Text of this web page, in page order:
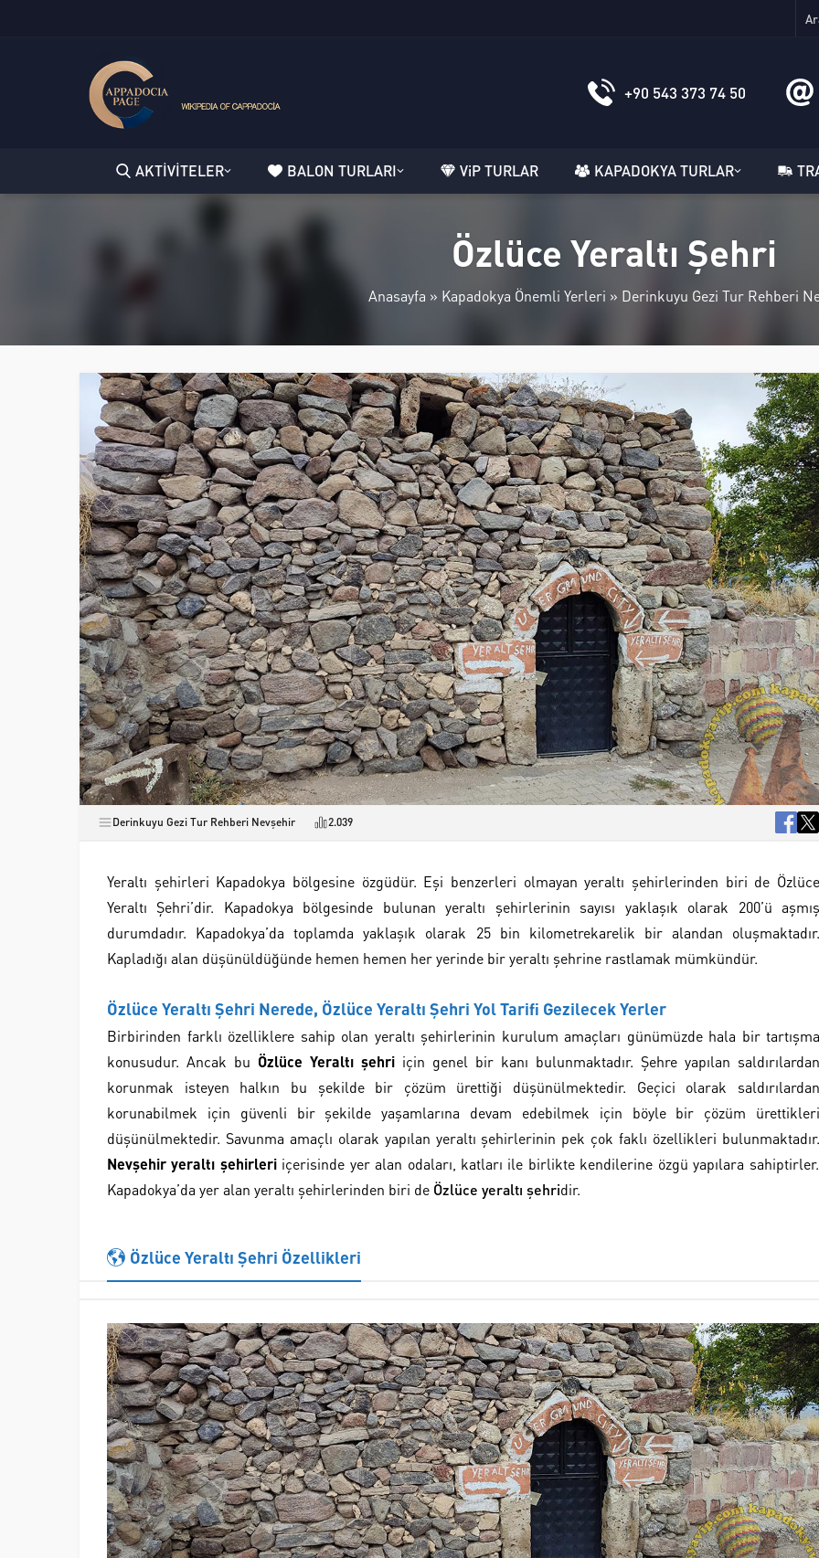
+90 543 373 74 50
AKTİVİTELER BALON TURLARI ViP TURLAR KAPADOKYA TURLAR
Özlüce Yeraltı Şehri
Anasayfa » Kapadokya Önemli Yerleri » Derinkuyu Gezi Tur Rehberi
Derinkuyu Gezi Tur Rehberi Nevşehir 2.039
Yeraltı şehirleri Kapadokya bölgesine özgüdür. Eşi benzerleri olmayan yeraltı şehirlerinden biri de Özlüce
Yeraltı Şehri’dir. Kapadokya bölgesinde bulunan yeraltı şehirlerinin sayısı yaklaşık olarak 200’ü aşmış
durumdadır. Kapadokya’da toplamda yaklaşık olarak 25 bin kilometrekarelik bir alandan oluşmaktadır.
Kapladığı alan düşünüldüğünde hemen hemen her yerinde bir yeraltı şehrine rastlamak mümkündür.
Özlüce Yeraltı Şehri Nerede, Özlüce Yeraltı Şehri Yol Tarifi Gezilecek Yerler
Birbirinden farklı özelliklere sahip olan yeraltı şehirlerinin kurulum amaçları günümüzde hala bir tartışma
konusudur. Ancak bu Özlüce Yeraltı şehri için genel bir kanı bulunmaktadır. Şehre yapılan saldırılardan
korunmak isteyen halkın bu şekilde bir çözüm ürettiği düşünülmektedir. Geçici olarak saldırılardan
korunabilmek için güvenli bir şekilde yaşamlarına devam edebilmek için böyle bir çözüm ürettikleri
düşünülmektedir. Savunma amaçlı olarak yapılan yeraltı şehirlerinin pek çok faklı özellikleri bulunmaktadır.
Nevşehir yeraltı şehirleri içerisinde yer alan odaları, katları ile birlikte kendilerine özgü yapılara sahiptirler.
Kapadokya’da yer alan yeraltı şehirlerinden biri de Özlüce yeraltı şehridir.
Özlüce Yeraltı Şehri Özellikleri